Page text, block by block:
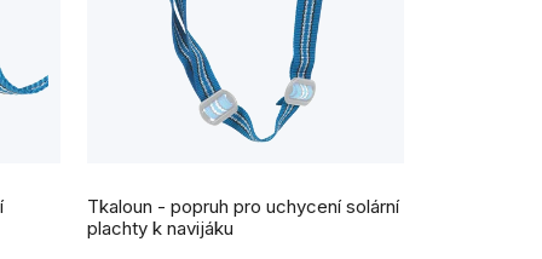
Tkaloun - popruh pro uchycení solární
plachty k navijáku